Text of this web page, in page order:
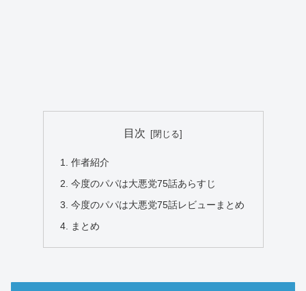
目次
作者紹介
今度のパパは大悪党75話あらすじ
今度のパパは大悪党75話レビューまとめ
まとめ